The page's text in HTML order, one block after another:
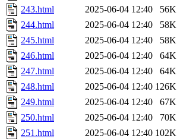
243.html
2025-06-04 12:40
56K
244.html
2025-06-04 12:40
58K
245.html
2025-06-04 12:40
58K
246.html
2025-06-04 12:40
64K
247.html
2025-06-04 12:40
64K
248.html
2025-06-04 12:40 126K
249.html
2025-06-04 12:40
67K
250.html
2025-06-04 12:40
70K
251.html
2025-06-04 12:40 102K